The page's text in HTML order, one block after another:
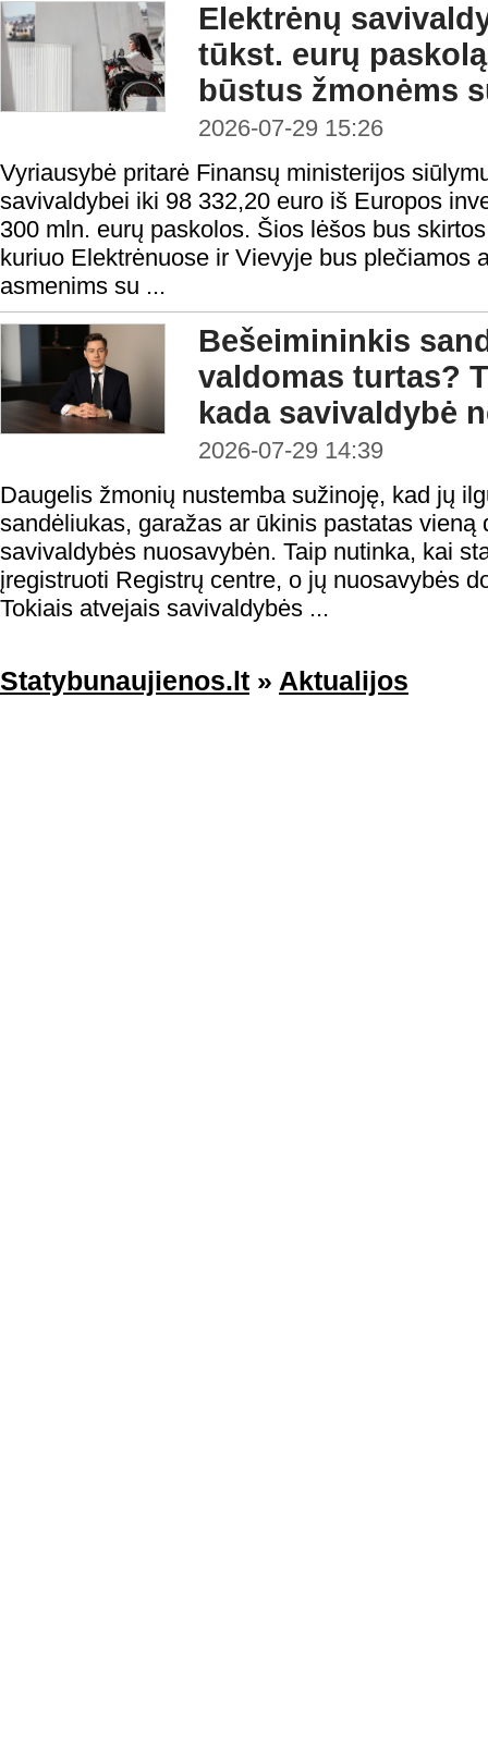
Elektrėnų
tūkst. eurų
būstus žmonėms
2026-07-29 15:26
Vyriausybė pritarė Finansų ministerijos
savivaldybei iki 98 332,20 euro iš Europos
300 mln. eurų paskolos. Šios lėšos bus
kuriuo Elektrėnuose ir Vievyje bus plečiamos
asmenims su ...
Bešeimininkis
valdomas turtas?
kada savivaldybė
2026-07-29 14:39
Daugelis žmonių nustemba sužinoję, kad jų
sandėliukas, garažas ar ūkinis pastatas vieną
savivaldybės nuosavybėn. Taip nutinka, kai
įregistruoti Registrų centre, o jų nuosavybės
Tokiais atvejais savivaldybės ...
Statybunaujienos.lt » Aktualijos